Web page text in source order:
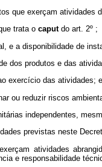
que exerçam
trata ocaputdo art. 2º ;
e a disponibilidade de
dos produtos e das
exercício das atividades; e
ou reduzir riscos
independentes,
previstas neste
atividades
e responsabilidade